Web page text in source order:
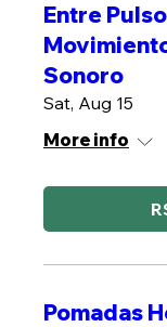
Entre
Sonoro
Sat, Aug 15
More info
Pomadas